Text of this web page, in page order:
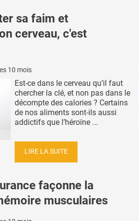
sa faim et
cerveau, c'est
10 mois
Est-ce dans le cerveau qu’il faut
chercher la clé, et non pas dans le
décompte des calories ? Certains
de nos aliments sont-ils aussi
addictifs que l’héroïne ...
LIRE LA SUITE
façonne la
musculaires